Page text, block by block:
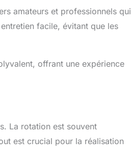
amateurs et professionnels qui
facile, évitant que les
offrant une expérience
La rotation est souvent
est crucial pour la réalisation